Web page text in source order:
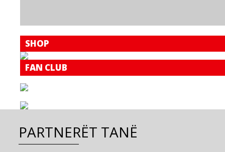
SHOP
FAN CLUB
PARTNERËT TANË